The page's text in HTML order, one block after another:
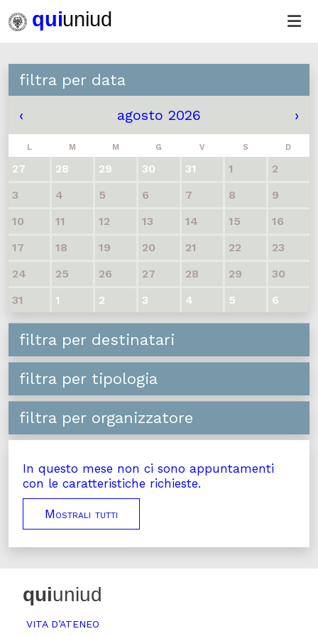
filtra per data
‹ agosto 2026 ›
L M M G V S D
27 28 29 30 31 1
2
3
4 5 6 7 8
9
10
11 12 13 14 15
16
17
18 19 20 21 22
23
24
25 26 27 28 29
30
31
1 2 3 4 5 6
filtra per destinatari
filtra per tipologia
filtra per organizzatore
In questo mese non ci sono appuntamenti
con le caratteristiche richieste.
Mostrali tutti
quiuniud
VITA D’ATENEO